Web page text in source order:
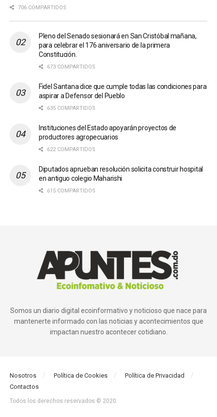
706 COMPARTIDOS
Pleno del Senado sesionará en San Cristóbal mañana,
para celebrar el 176 aniversario de la primera
Constitución.
673 COMPARTIDOS
Fidel Santana dice que cumple todas las condiciones para
aspirar a Defensor del Pueblo
635 COMPARTIDOS
Instituciones del Estado apoyarán proyectos de
productores agropecuarios
622 COMPARTIDOS
Diputados aprueban resolución solicita construir hospital
en antiguo colegio Maharishi
615 COMPARTIDOS
Somos un diario digital ecoinformativo y noticioso que nace para
mantenerte informado con las noticias y acontecimientos que
impactan nuestro acontecer cotidiano.
Nosotros Política de Cookies
Política de Privacidad
Contactos
Todos los derechos reservados © 2020